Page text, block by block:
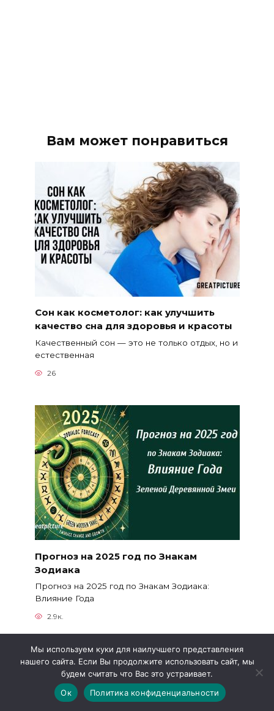
Вам может понравиться
Сон как косметолог: как улучшить
качество сна для здоровья и красоты
Качественный сон — это не только отдых, но и
естественная
26
Прогноз на 2025 год по Знакам
Зодиака
Прогноз на 2025 год по Знакам Зодиака:
Влияние Года
2.9к.
Мы используем куки для наилучшего представления
нашего сайта. Если Вы продолжите использовать сайт, мы
будем считать что Вас это устраивает.
Ок
Политика конфиденциальности